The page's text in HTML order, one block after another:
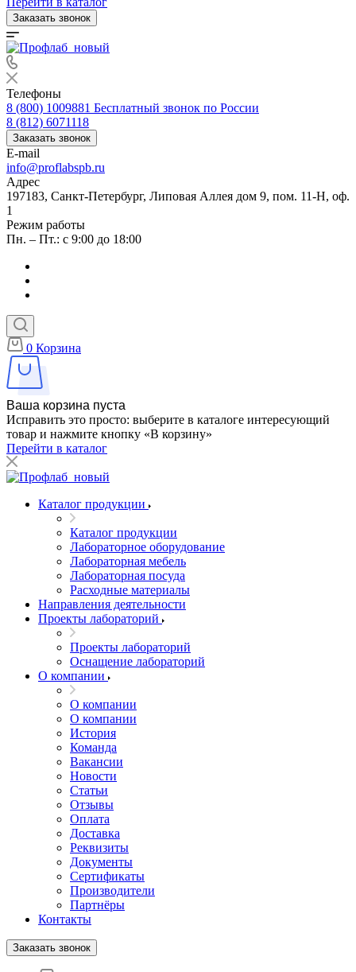
Заказать звонок
Телефоны
8 (800) 1009881 Бесплатный звонок по России
8 (812) 6071118
Заказать звонок
E-mail
info@proflabspb.ru
Адрес
197183, Санкт-Петербург, Липовая Аллея дом 9, пом. 11-Н, оф.
1
Режим работы
Пн. – Пт.: с 9:00 до 18:00
0 Корзина
Ваша корзина пуста
Исправить это просто: выберите в каталоге интересующий
товар и нажмите кнопку «В корзину»
Перейти в каталог
Каталог продукции
Каталог продукции
Лабораторное оборудование
Лабораторная мебель
Лабораторная посуда
Расходные материалы
Направления деятельности
Проекты лабораторий
Проекты лабораторий
Оснащение лабораторий
О компании
О компании
О компании
История
Команда
Вакансии
Новости
Статьи
Отзывы
Оплата
Доставка
Реквизиты
Документы
Сертификаты
Производители
Партнёры
Контакты
Заказать звонок